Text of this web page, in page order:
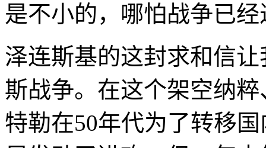
是不小的，哪怕战争已
泽连斯基的这封求和信
斯战争。在这个架空纳
特勒在50年代为了转移